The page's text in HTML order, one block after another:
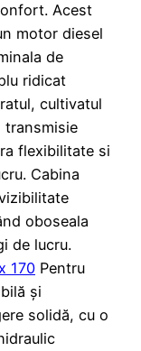
Acest
motor diesel
de
ridicat
cultivatul
transmisie
flexibilitate si
Cabina
oboseala
de lucru.
170 Pentru
și
solidă, cu o